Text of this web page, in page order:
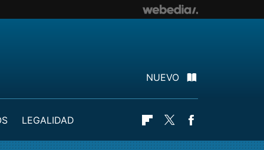
NUEVO
LEGALIDAD Flipboard
Twitter